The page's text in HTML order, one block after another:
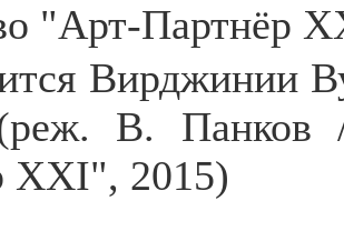
"Арт-Партнёр
Вирджинии
В. Панков /
XXI", 2015)